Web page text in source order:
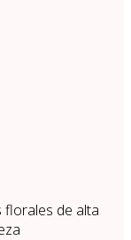
florales de alta